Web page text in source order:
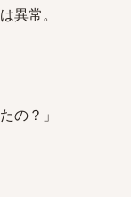
異常。
の？」